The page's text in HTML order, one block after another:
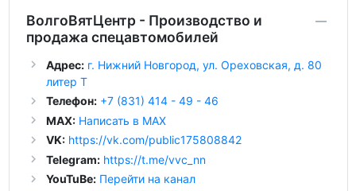
ВолгоВятЦентр - Производство и
продажа спецавтомобилей
Адрес: г. Нижний Новгород, ул. Ореховская, д. 80
литер Т
Телефон:+7 (831) 414 - 49 - 46
MAX: Написать в MAX
VK: https://vk.com/public175808842
Telegram: https://t.me/vvc_nn
YouTuBe: Перейти на канал